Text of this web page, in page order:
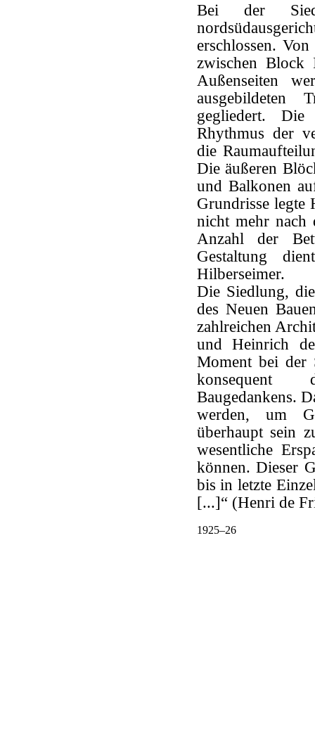
Bei der
erschlossen.
zwischen
Außenseiten
ausgebildeten
gegliedert. Die
Rhythmus der
die
Die äußeren
und Balkonen
Grundrisse legte
nicht mehr nach
Anzahl der
Gestaltung
Hilberseimer.
Die Siedlung,
des Neuen
zahlreichen
und Heinrich
Moment bei der
konsequent
Baugedankens.
werden, um
überhaupt sein
wesentliche
können. Dieser
bis in letzte
[...]“ (Henri de
1925–26